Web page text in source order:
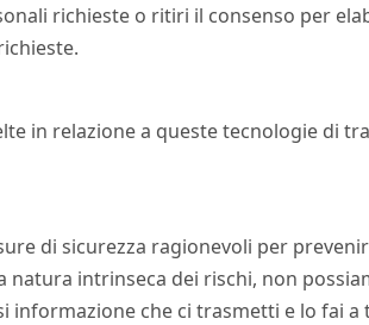
richieste o ritiri il consenso per
in relazione a queste tecnologie di
di sicurezza ragionevoli per
intrinseca dei rischi, non
informazione che ci trasmetti e lo fai a